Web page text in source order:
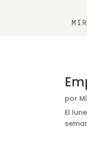
por
El